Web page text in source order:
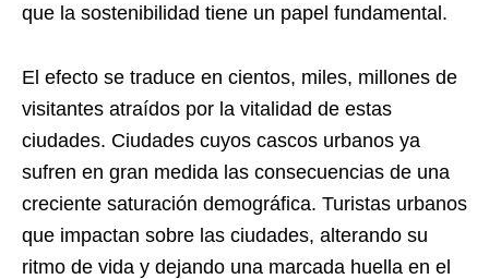
que la sostenibilidad tiene un papel fundamental.
El efecto se traduce en cientos, miles, millones de
visitantes atraídos por la vitalidad de estas
ciudades. Ciudades cuyos cascos urbanos ya
sufren en gran medida las consecuencias de una
creciente saturación demográfica. Turistas urbanos
que impactan sobre las ciudades, alterando su
ritmo de vida y dejando una marcada huella en el